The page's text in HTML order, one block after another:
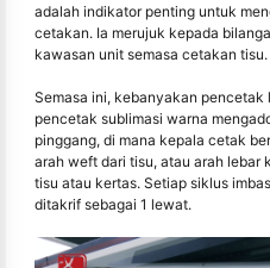
adalah indikator penting untuk
cetakan. Ia merujuk kepada
kawasan unit semasa cetakan tisu.
Semasa ini, kebanyakan
pencetak sublimasi warna
pinggang, di mana kepala cetak
arah weft dari tisu, atau arah lebar
tisu atau kertas. Setiap siklus
ditakrif sebagai 1 lewat.